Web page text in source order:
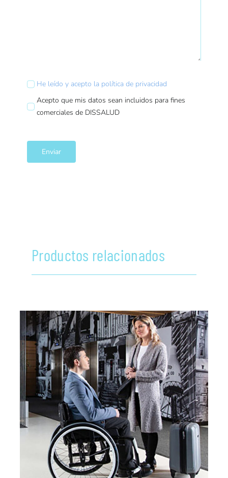
He leído y acepto la política de privacidad
Acepto que mis datos sean incluidos para fines
comerciales de DISSALUD
Enviar
Productos relacionados